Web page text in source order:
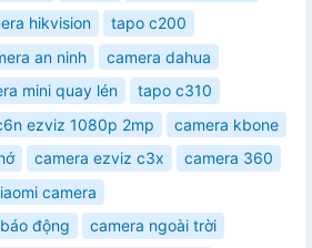
hikvision
tapo c200
an ninh
camera dahua
mini quay lén
tapo c310
ezviz 1080p 2mp
camera kbone
camera ezviz c3x
camera 360
camera
động
camera ngoài trời